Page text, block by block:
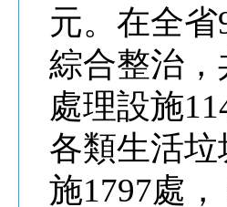
元。在全
綜合整治
處理設施
各類生活
施1797處